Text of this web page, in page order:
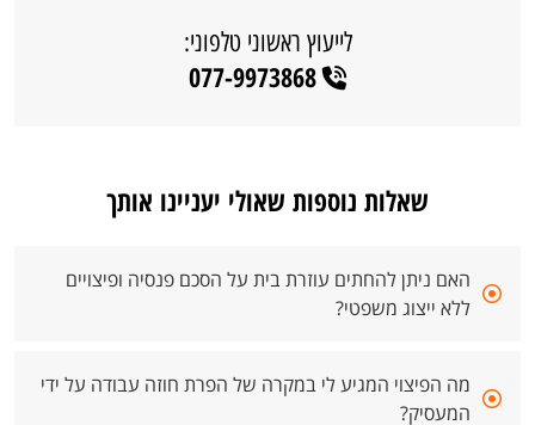
לייעוץ ראשוני טלפוני:
077-9973868
שאלות נוספות שאולי יעניינו אותך
האם ניתן להחתים עוזרת בית על הסכם פנסיה ופיצויים
ללא ייצוג משפטי?
מה הפיצוי המגיע לי במקרה של הפרת חוזה עבודה על ידי
המעסיק?